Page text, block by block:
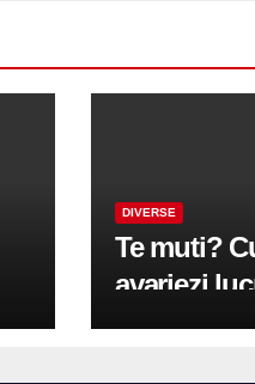
DIVERSE
Te muti?
avariezi
zgarii